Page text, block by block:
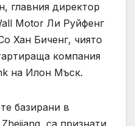
главния директор
Motor Ли Руйфенг
Хан Биченг, чиято
компания
на Илон Мъск.
базирани в